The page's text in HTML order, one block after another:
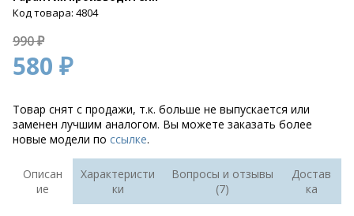
Код товара: 4804
990 ₽
580 ₽
Товар снят с продажи, т.к. больше не выпускается или
заменен лучшим аналогом. Вы можете заказать более
новые модели по ссылке.
Описан
ие
Характеристи
ки
Вопросы и отзывы
(7)
Достав
ка